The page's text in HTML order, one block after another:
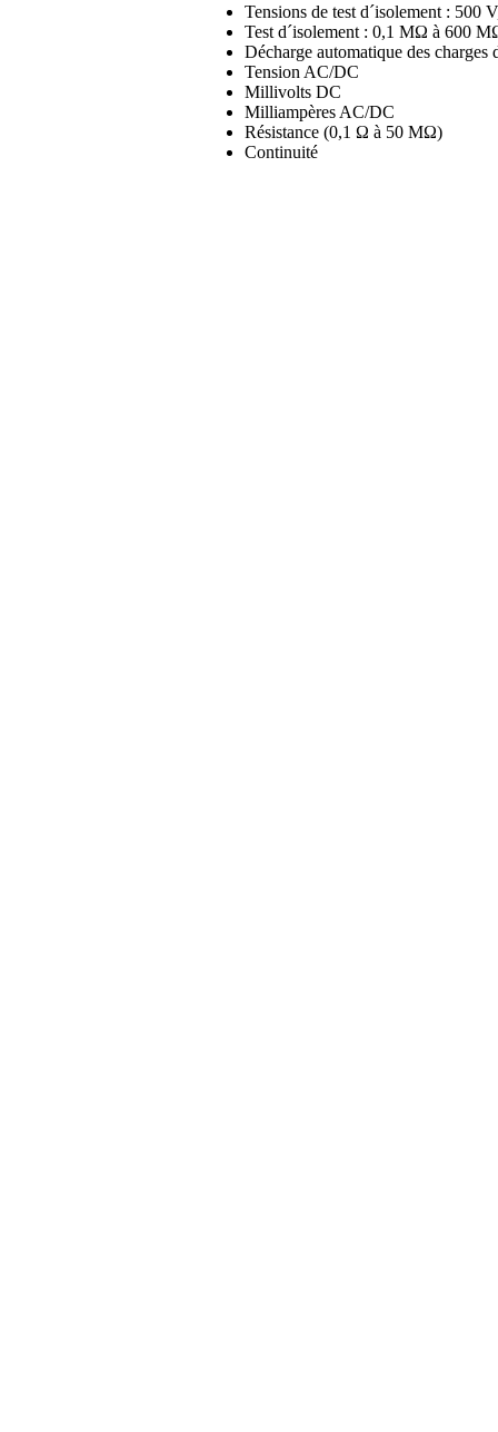
Tensions de test d´isolement : 500
Test d´isolement : 0,1 MΩ à 600
Décharge automatique des charges
Tension AC/DC
Millivolts DC
Milliampères AC/DC
Résistance (0,1 Ω à 50 MΩ)
Continuité